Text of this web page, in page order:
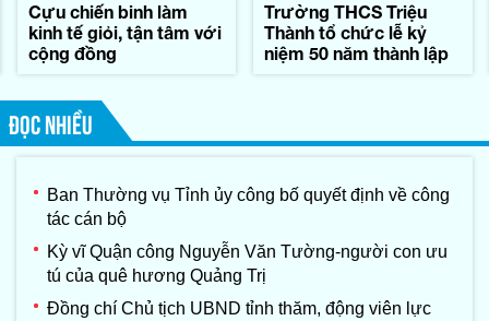
Cựu chiến binh làm
kinh tế giỏi, tận tâm với
cộng đồng
Trường THCS Triệu
Thành tổ chức lễ kỷ
niệm 50 năm thành lập
ĐỌC NHIỀU
Ban Thường vụ Tỉnh ủy công bố quyết định về công
tác cán bộ
Kỳ vĩ Quận công Nguyễn Văn Tường-người con ưu
tú của quê hương Quảng Trị
Đồng chí Chủ tịch UBND tỉnh thăm, động viên lực